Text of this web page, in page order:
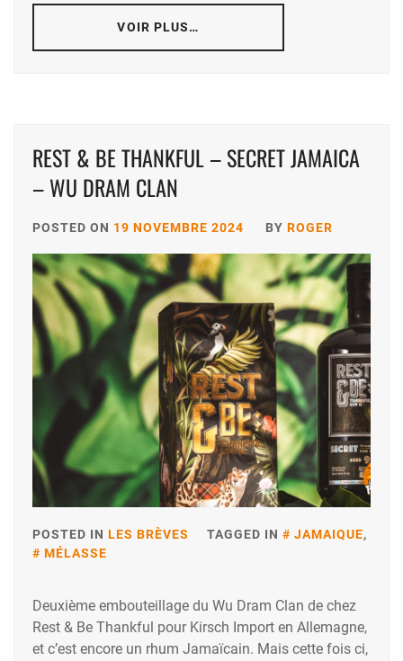
VOIR PLUS…
REST & BE THANKFUL – SECRET JAMAICA
– WU DRAM CLAN
POSTED ON 19 NOVEMBRE 2024 BY ROGER
POSTED IN LES BRÈVES TAGGED IN JAMAIQUE,
MÉLASSE
Deuxième embouteillage du Wu Dram Clan de chez
Rest & Be Thankful pour Kirsch Import en Allemagne,
et c’est encore un rhum Jamaïcain. Mais cette fois ci,